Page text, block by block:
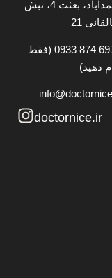
احمدآباد، بعثت 4، نبش
21
6979 874 0933 (فقط
دهید)
doctornice.ir